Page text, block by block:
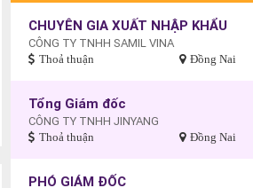
CHUYÊN GIA XUẤT NHẬP KHẨU
CÔNG TY TNHH SAMIL VINA
Thoả thuận Đồng Nai
Tổng Giám đốc
CÔNG TY TNHH JINYANG
Thoả thuận Đồng Nai
PHÓ GIÁM ĐỐC